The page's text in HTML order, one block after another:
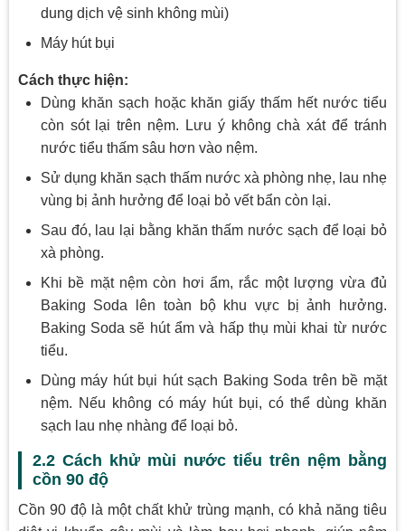
dung dịch vệ sinh không mùi)
Máy hút bụi
Cách thực hiện:
Dùng khăn sạch hoặc khăn giấy thấm hết nước tiểu
còn sót lại trên nệm. Lưu ý không chà xát để tránh
nước tiểu thấm sâu hơn vào nệm.
Sử dụng khăn sạch thấm nước xà phòng nhẹ, lau nhẹ
vùng bị ảnh hưởng để loại bỏ vết bẩn còn lại.
Sau đó, lau lại bằng khăn thấm nước sạch để loại bỏ
xà phòng.
Khi bề mặt nệm còn hơi ẩm, rắc một lượng vừa đủ
Baking Soda lên toàn bộ khu vực bị ảnh hưởng.
Baking Soda sẽ hút ẩm và hấp thụ mùi khai từ nước
tiểu.
Dùng máy hút bụi hút sạch Baking Soda trên bề mặt
nệm. Nếu không có máy hút bụi, có thể dùng khăn
sạch lau nhẹ nhàng để loại bỏ.
2.2 Cách khử mùi nước tiểu trên nệm bằng
cồn 90 độ
Cồn 90 độ là một chất khử trùng mạnh, có khả năng tiêu